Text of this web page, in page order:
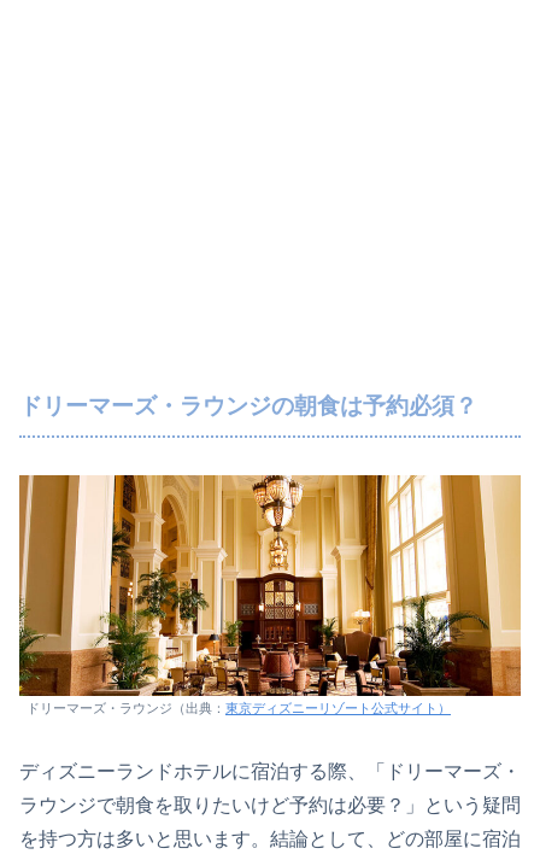
ドリーマーズ・ラウンジの朝食は予約必須？
ドリーマーズ・ラウンジ（出典： 東京ディズニーリゾート公式サイト）
ディズニーランドホテルに宿泊する際、「ドリーマーズ・
ラウンジで朝食を取りたいけど予約は必要？」という疑問
を持つ方は多いと思います。結論として、どの部屋に宿泊